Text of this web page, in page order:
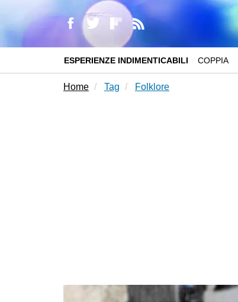
ESPERIENZE INDIMENTICABILI COPPIA
Home Tag Folklore